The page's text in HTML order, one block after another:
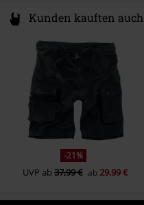
Kunden kauften auch
-21%
UVP ab37,99 € ab 29,99 €